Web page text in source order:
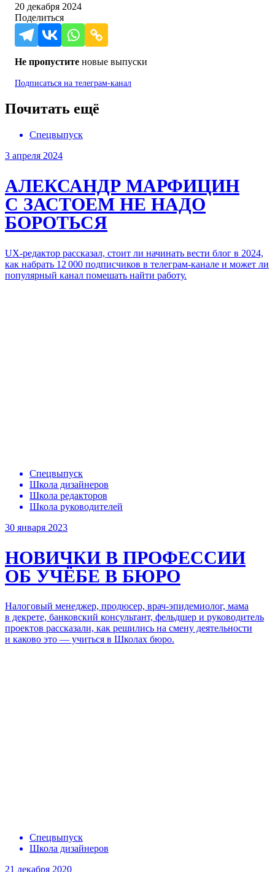
20 декабря 2024
Поделиться
Не пропустите новые выпуски
Подписаться на телеграм-канал
Почитать ещё
Спецвыпуск
3 апреля 2024
АЛЕКСАНДР МАРФИЦИН
С ЗАСТОЕМ НЕ НАДО
БОРОТЬСЯ
UX-редактор рассказал, стоит ли начинать вести блог в 2024,
как набрать 12 000 подписчиков в телеграм-канале и может ли
популярный канал помешать найти работу.
Спецвыпуск
Школа дизайнеров
Школа редакторов
Школа руководителей
30 января 2023
НОВИЧКИ В ПРОФЕССИИ
ОБ УЧЁБЕ В БЮРО
Налоговый менеджер, продюсер, врач-эпидемиолог, мама
в декрете, банковский консультант, фельдшер и руководитель
проектов рассказали, как решились на смену деятельности
и каково это — учиться в Школах бюро.
Спецвыпуск
Школа дизайнеров
21 декабря 2020